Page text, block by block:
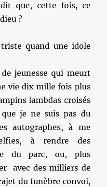
que, cette fois, ce
?
quand une idole
jeunesse qui meurt
vie dix mille fois plus
lambdas croisés
je ne suis pas du
autographes, à me
à rendre des
du parc, ou, plus
avec des milliers de
du funèbre convoi,